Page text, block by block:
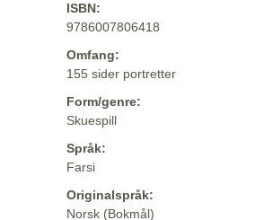
ISBN:
9786007806418
Omfang:
155 sider portretter
Form/genre:
Skuespill
Språk:
Farsi
Originalspråk:
Norsk (Bokmål)